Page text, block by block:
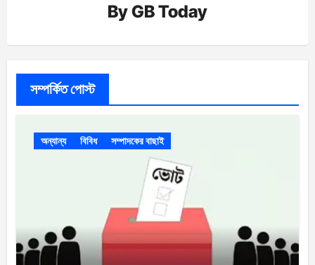
ByGB Today
সম্পর্কিত পোস্ট
অন্যান্য বিবিধ সম্পাদকের বাছাই